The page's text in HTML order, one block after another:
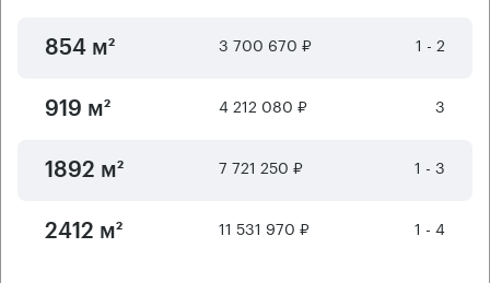
854 м² 3 700 670 ₽ 1 - 2
919 м² 4 212 080 ₽ 3
1892 м² 7 721 250 ₽ 1 - 3
2412 м² 11 531 970 ₽ 1 - 4